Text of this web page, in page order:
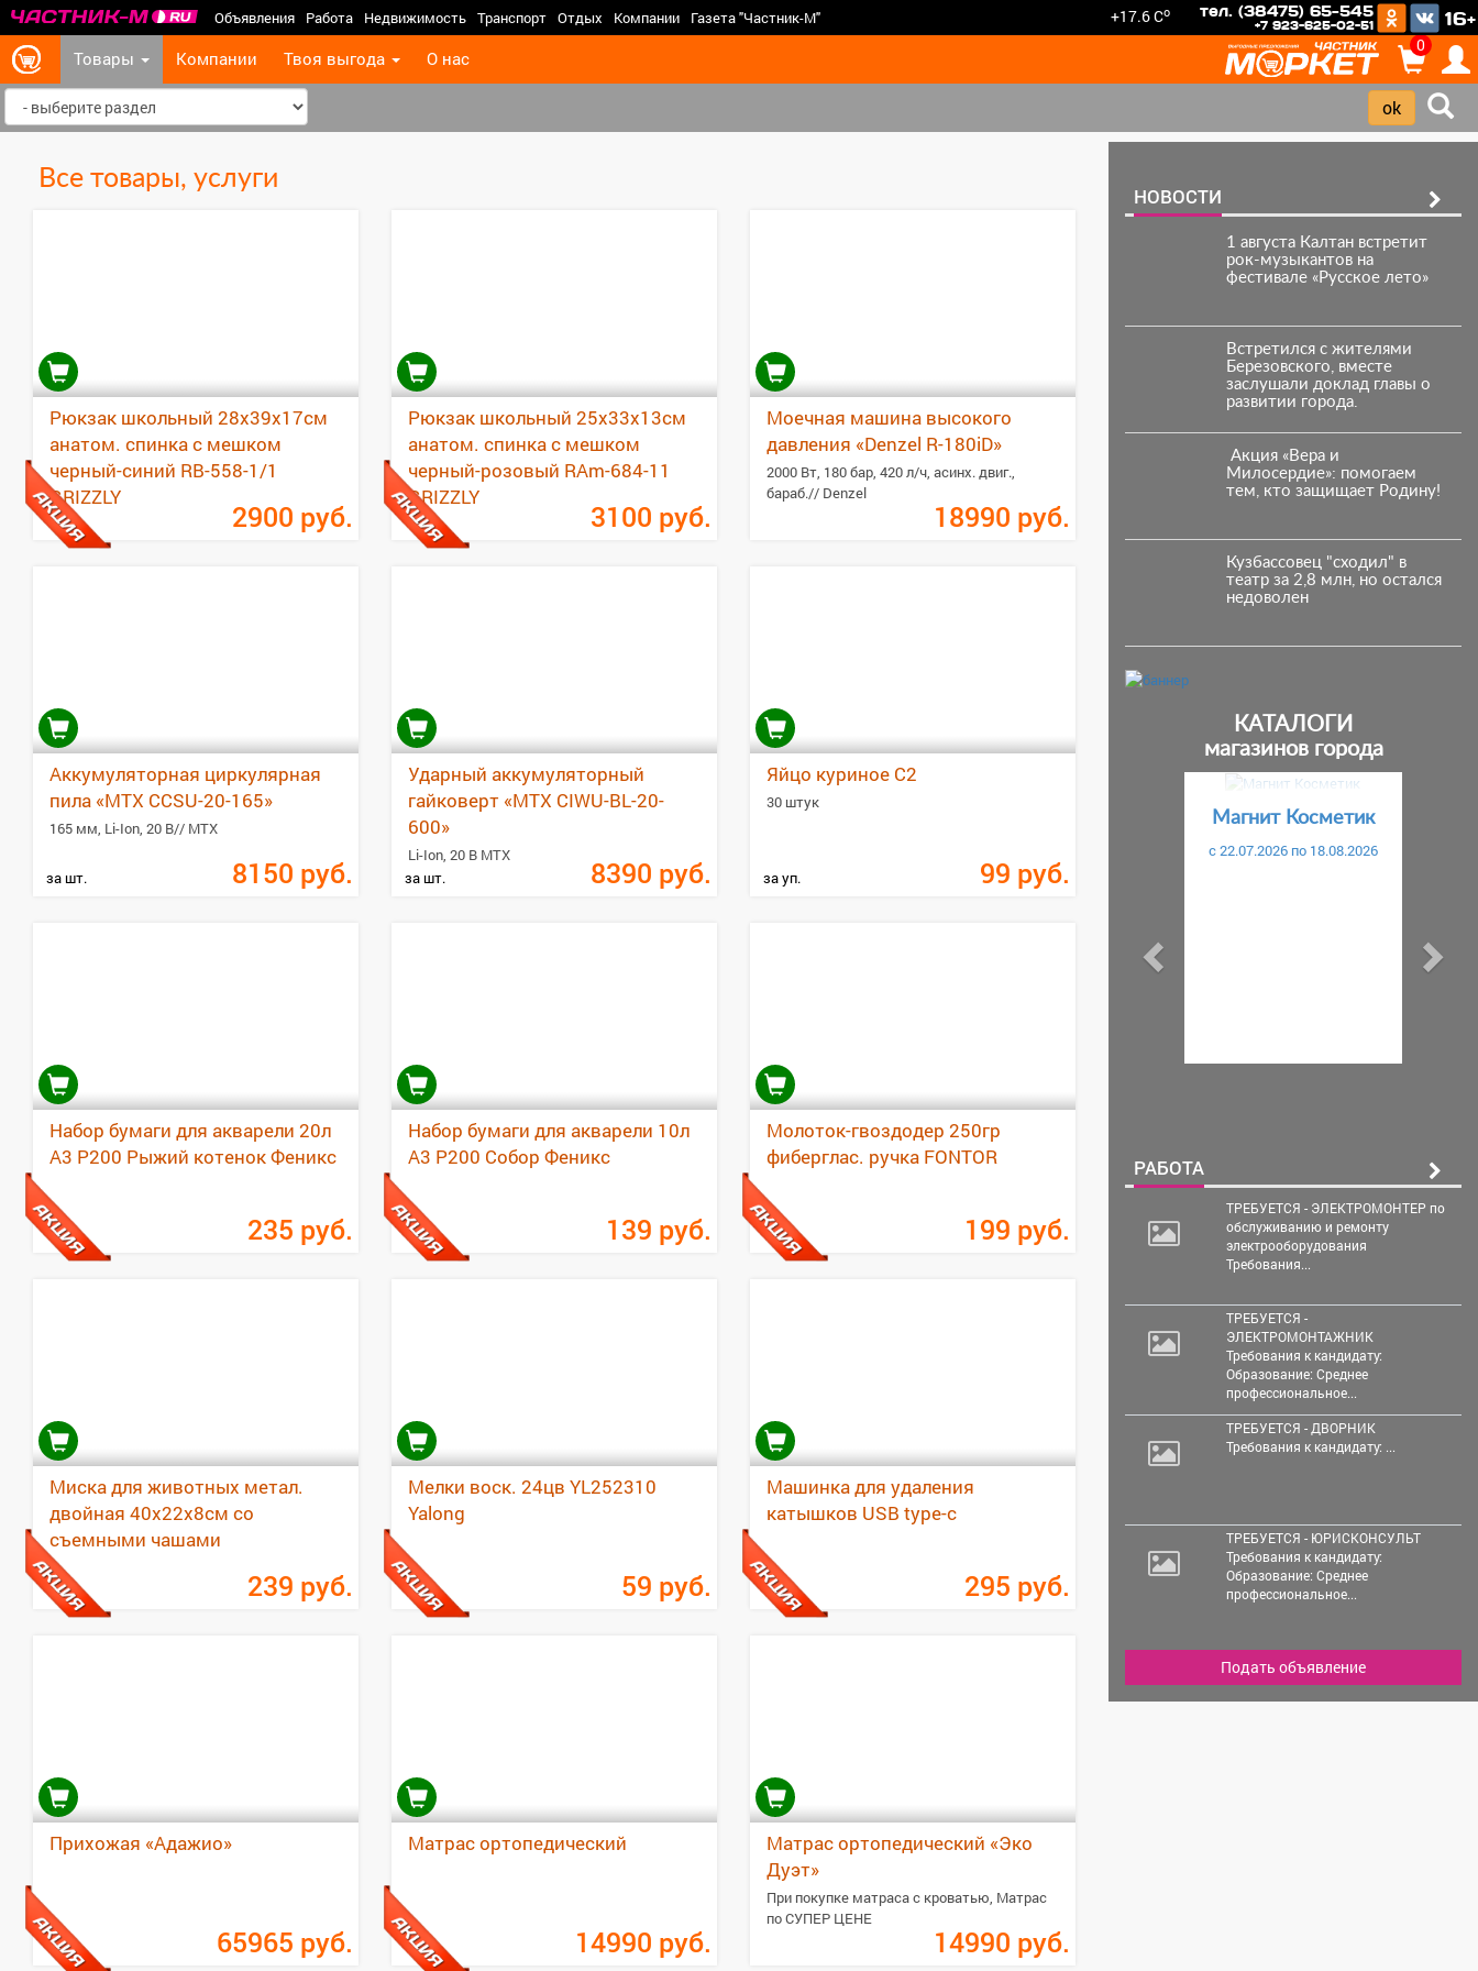
Объявления Работа Недвижимость Транспорт Отдых Компании Газета "Частник-М" +17.6 Co тел. (38475) 65-545
+7 923-625-02-51 16+
Товары Компании Твоя выгода О нас
0
>
Все товары, услуги
Рюкзак школьный 28х39х17см
анатом. спинка с мешком
черный-синий RB-558-1/1
GRIZZLY
2900 руб.
Рюкзак школьный 25х33х13см
анатом. спинка с мешком
черный-розовый RAm-684-11
GRIZZLY
3100 руб.
Моечная машина высокого
давления «Denzel R-180iD»
2000 Вт, 180 бар, 420 л/ч, асинх. двиг.,
бараб.// Denzel
18990 руб.
Аккумуляторная циркулярная
пила «MTX CCSU-20-165»
165 мм, Li-Ion, 20 В// MTX
за шт. 8150 руб.
Ударный аккумуляторный
гайковерт «MTX CIWU-BL-20-
600»
Li-Ion, 20 В MTX
за шт.
8390 руб.
Яйцо куриное С2
30 штук
за уп. 99 руб.
Набор бумаги для акварели 20л
А3 Р200 Рыжий котенок Феникс
235 руб.
Набор бумаги для акварели 10л
А3 Р200 Собор Феникс
139 руб.
Молоток-гвоздодер 250гр
фиберглас. ручка FONTOR
199 руб.
Миска для животных метал.
двойная 40х22х8см со
съемными чашами
239 руб.
Мелки воск. 24цв YL252310
Yalong
59 руб.
Машинка для удаления
катышков USB type-c
295 руб.
Прихожая «Адажио»
65965 руб.
Матрас ортопедический
14990 руб.
Матрас ортопедический «Эко
Дуэт»
При покупке матраса с кроватью, Матрас
по СУПЕР ЦЕНЕ
14990 руб.
НОВОСТИ
1 августа Калтан встретит
рок-музыкантов на
фестивале «Русское лето»
Встретился с жителями
Березовского, вместе
заслушали доклад главы о
развитии города.
️ Акция «Вера и
Милосердие»: помогаем
тем, кто защищает Родину!
Кузбассовец "сходил" в
театр за 2,8 млн, но остался
недоволен
КАТАЛОГИ
магазинов города
Магнит Косметик
c 22.07.2026 по 18.08.2026
Предыдущий
РАБОТА
ТРЕБУЕТСЯ - ЭЛЕКТРОМОНТЕР по
обслуживанию и ремонту
электрооборудования
Требования...
ТРЕБУЕТСЯ -
ЭЛЕКТРОМОНТАЖНИК
Требования к кандидату:
Образование: Среднее
профессиональное...
ТРЕБУЕТСЯ - ДВОРНИК
Требования к кандидату: ...
ТРЕБУЕТСЯ - ЮРИСКОНСУЛЬТ
Требования к кандидату:
Образование: Среднее
профессиональное...
Подать объявление